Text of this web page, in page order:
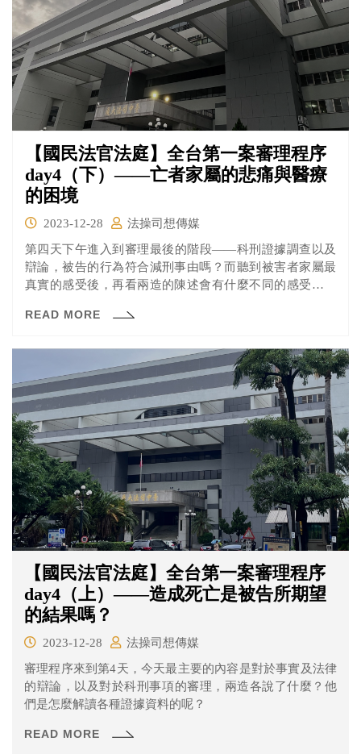
【國民法官法庭】全台第一案審理程序
day4（下）——亡者家屬的悲痛與醫療
的困境
2023-12-28
法操司想傳媒
第四天下午進入到審理最後的階段——科刑證據調查以及
辯論，被告的行為符合減刑事由嗎？而聽到被害者家屬最
真實的感受後，再看兩造的陳述會有什麼不同的感受嗎？
READ MORE
【國民法官法庭】全台第一案審理程序
day4（上）——造成死亡是被告所期望
的結果嗎？
2023-12-28
法操司想傳媒
審理程序來到第4天，今天最主要的內容是對於事實及法律
的辯論，以及對於科刑事項的審理，兩造各說了什麼？他
們是怎麼解讀各種證據資料的呢？
READ MORE